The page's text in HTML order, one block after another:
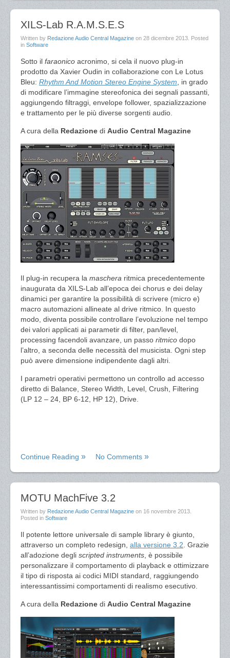
XILS-Lab R.A.M.S.E.S
Written by Redazione Audio Central Magazine on 28 dicembre 2013 . Posted
in Software
Sotto il faraonico acronimo, si cela il nuovo plug-in
prodotto da Xavier Oudin in collaborazione con Le Lotus
Bleu: Rhythm And Motion Stereo Engine System , in grado
di modificare l’immagine stereofonica dei segnali passanti,
aggiungendo filtraggi, envelope follower, spazializzazione
e trattamento per le più diverse sorgenti audio.
A cura della Redazione di Audio Central Magazine
Il plug-in recupera la maschera ritmica precedentemente
inaugurata da XILS-Lab all’epoca dei chorus e dei delay
dinamici per garantire la possibilità di scrivere (micro e)
macro automazioni allineate al drive ritmico. In questo
modo, diventa possibile controllare l’evoluzione nel tempo
dei valori applicati ai parametir di filter, pan/level,
processing facendoli avanzare, un passo ritmico dopo
l’altro, a seconda delle necessità del musicista. Ogni step
può avere dimensione indipendente dagli altri.
I parametri operativi permettono un controllo ad accesso
diretto di Balance, Stereo Width, Level, Crush, Filtering
(LP 12 – 24, BP 6-12, HP 12), Drive.
Continue Reading No Comments
MOTU MachFive 3.2
Written by Redazione Audio Central Magazine on 16 novembre 2013
Posted in Software
Il potente lettore universale di sample library è giunto,
attraverso un completo redesign, alla versione 3.2 . Grazie
all’adozione degli scripted instruments , è possibile
personalizzare il comportamento di playback e ottimizzare
il tipo di risposta ai codici MIDI standard, raggiungendo
interessantissimi comportamenti di realismo esecutivo.
A cura della Redazione di Audio Central Magazine